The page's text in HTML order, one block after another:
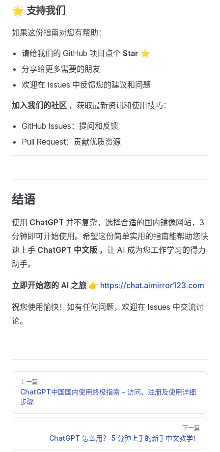
🌟 支持我们 ​
如果这份指南对您有帮助：
请给我们的 GitHub 项目点个 Star ⭐
分享给更多需要的朋友
欢迎在 Issues 中反馈您的建议和问题
加入我们的社区 ，获取最新资讯和使用技巧：
GitHub Issues：提问和反馈
Pull Request：贡献优质资源
结语 ​
使用 ChatGPT 并不复杂，选择合适的国内镜像网站，3
分钟即可开始使用。希望这份简单实用的指南能帮助您快
速上手 ChatGPT 中文版 ，让 AI 成为您工作学习的得力
助手。
立即开始您的 AI 之旅 👉 https://chat.aimirror123.com
祝您使用愉快！如有任何问题，欢迎在 Issues 中交流讨
论。
Pager
上一篇
ChatGPT中国国内使用终极指南 – 访问、注册及使用详细
步骤
下一篇
ChatGPT 怎么用？ 5 分钟上手的新手中文教学！